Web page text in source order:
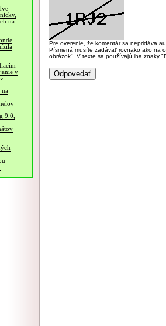
na
v
na
9.0,
Pre overenie, že komentár sa nepridáva
Písmená musíte zadávať rovnako ako na
obrázok". V texte sa používajú iba znaky